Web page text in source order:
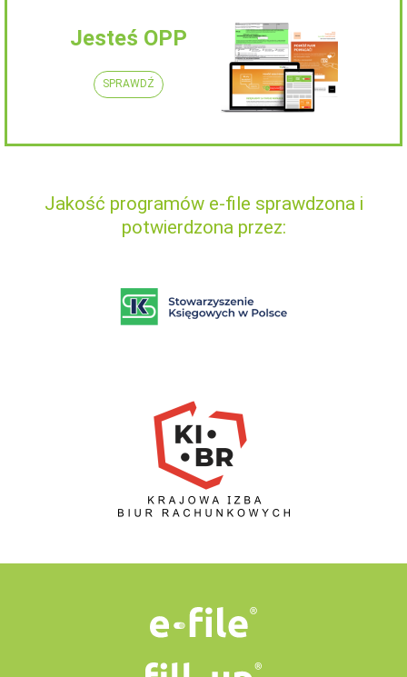
Jesteś OPP
SPRAWDŹ
Jakość programów e-file sprawdzona i
potwierdzona przez: